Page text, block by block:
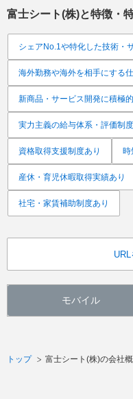
富士シート(株)と特徴・
シェアNo.1や特化した技術・
海外勤務や海外を相手にする
新商品・サービス開発に積極的
実力主義の給与体系・評価制
資格取得支援制度あり 時
産休・育児休暇取得実績あり
社宅・家賃補助制度あり
モバイル
トップ 富士シート(株)の会社